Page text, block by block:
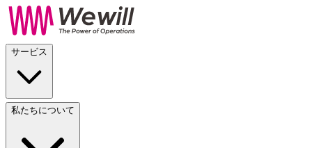
サービス
私たちについて